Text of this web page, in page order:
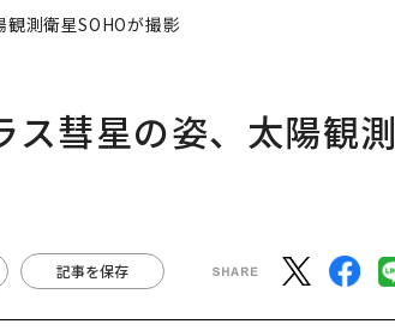
測衛星SOHOが撮影
ス彗星の姿、太陽観測
記事を保存